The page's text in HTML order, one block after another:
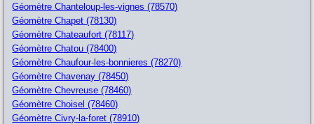
Géomètre Chanteloup-les-vignes (78570)
Géomètre Chapet (78130)
Géomètre Chateaufort (78117)
Géomètre Chatou (78400)
Géomètre Chaufour-les-bonnieres (78270)
Géomètre Chavenay (78450)
Géomètre Chevreuse (78460)
Géomètre Choisel (78460)
Géomètre Civry-la-foret (78910)